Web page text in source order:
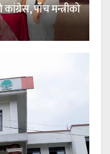
पाँच मन्त्रीको